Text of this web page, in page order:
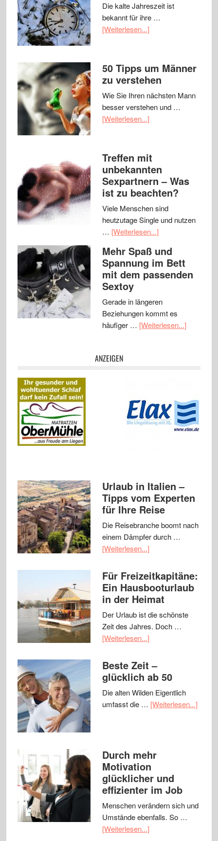
Die kalte Jahreszeit ist
bekannt für ihre …
[Weiterlesen...]
50 Tipps um Männer
zu verstehen
Wie Sie Ihren nächsten Mann
besser verstehen und …
[Weiterlesen...]
Treffen mit
unbekannten
Sexpartnern – Was
ist zu beachten?
Viele Menschen sind
heutzutage Single und nutzen
… [Weiterlesen...]
Mehr Spaß und
Spannung im Bett
mit dem passenden
Sextoy
Gerade in längeren
Beziehungen kommt es
häufiger … [Weiterlesen...]
ANZEIGEN
Urlaub in Italien –
Tipps vom Experten
für Ihre Reise
Die Reisebranche boomt nach
einem Dämpfer durch …
[Weiterlesen...]
Für Freizeitkapitäne:
Ein Hausbooturlaub
in der Heimat
Der Urlaub ist die schönste
Zeit des Jahres. Doch …
[Weiterlesen...]
Beste Zeit –
glücklich ab 50
Die alten Wilden Eigentlich
umfasst die … [Weiterlesen...]
Durch mehr
Motivation
glücklicher und
effizienter im Job
Menschen verändern sich und
Umstände ebenfalls. So …
[Weiterlesen...]